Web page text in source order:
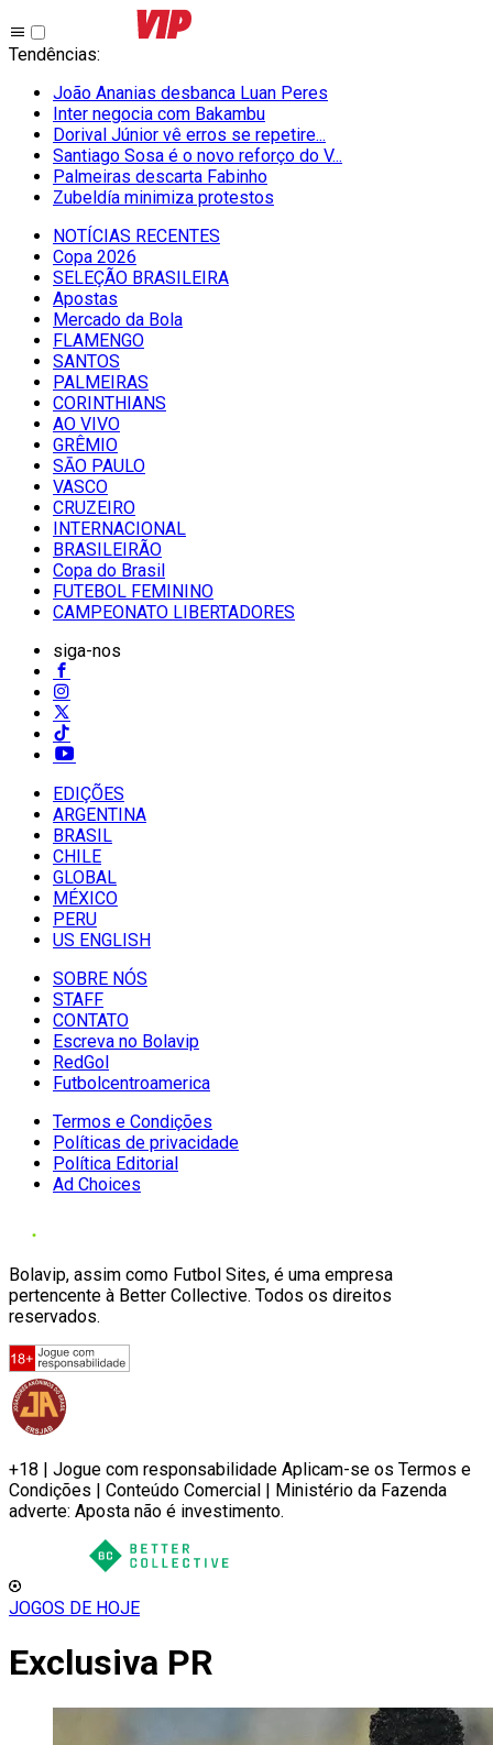
Tendências:
João Ananias desbanca Luan Peres
Inter negocia com Bakambu
Dorival Júnior vê erros se repetire...
Santiago Sosa é o novo reforço do V...
Palmeiras descarta Fabinho
Zubeldía minimiza protestos
NOTÍCIAS RECENTES
Copa 2026
SELEÇÃO BRASILEIRA
Apostas
Mercado da Bola
FLAMENGO
SANTOS
PALMEIRAS
CORINTHIANS
AO VIVO
GRÊMIO
SĀO PAULO
VASCO
CRUZEIRO
INTERNACIONAL
BRASILEIRÃO
Copa do Brasil
FUTEBOL FEMININO
CAMPEONATO LIBERTADORES
siga-nos
EDIÇÕES
ARGENTINA
BRASIL
CHILE
GLOBAL
MÉXICO
PERU
US ENGLISH
SOBRE NÓS
STAFF
CONTATO
Escreva no Bolavip
RedGol
Futbolcentroamerica
Termos e Condições
Políticas de privacidade
Política Editorial
Ad Choices
Bolavip, assim como Futbol Sites, é uma empresa
pertencente à Better Collective. Todos os direitos
reservados.
+18 | Jogue com responsabilidade Aplicam-se os Termos e
Condições | Conteúdo Comercial | Ministério da Fazenda
adverte: Aposta não é investimento.
JOGOS DE HOJE
Exclusiva PR